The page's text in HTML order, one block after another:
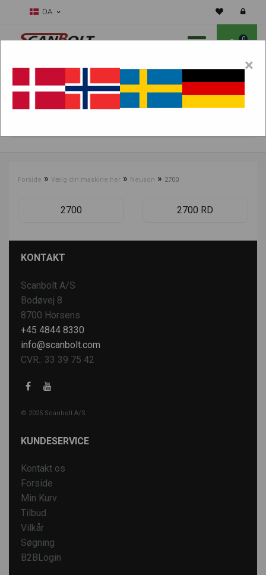
DA
0
Forside » Vælg din maskine her » Neuson » 2700
2700 2700 RD
KONTAKT
Scanbolt A/S
Bodøvej 8
8700 Horsens
+45 4844 8330
info@scanbolt.com
CVR.: 33 39 75 42
© 2025 Scanbolt A/S
KUNDESERVICE
Kontakt os
Forside
Min Kurv
Tilbud
Vilkår
Søgning
B2BLogin
×